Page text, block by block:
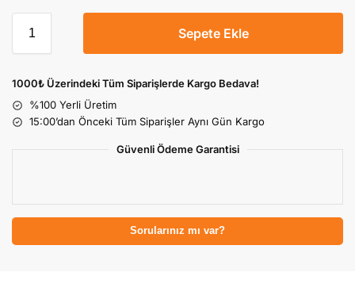
Sepete Ekle
1000₺ Üzerindeki Tüm Siparişlerde Kargo Bedava!
%100 Yerli Üretim
15:00’dan Önceki Tüm Siparişler Aynı Gün Kargo
Güvenli Ödeme Garantisi
Sorularınız mı var?